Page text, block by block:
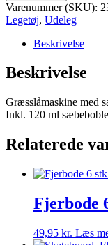
Varenummer (SKU):
Legetøj, Udeleg
Beskrivelse
Beskrivelse
Græsslåmaskine med
Inkl. 120 ml
Relaterede
Fjerbode
49,95 kr. Læs